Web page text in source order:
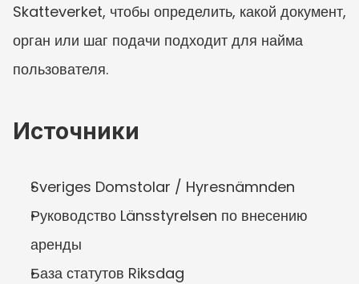
Skatteverket, чтобы определить, какой документ,
орган или шаг подачи подходит для найма
пользователя.
Источники
Sveriges Domstolar / Hyresnämnden
Руководство Länsstyrelsen по внесению
аренды
База статутов Riksdag